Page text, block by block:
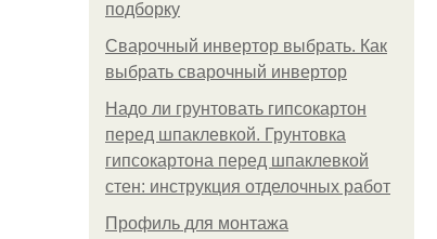
подборку
Сварочный инвертор выбрать. Как
выбрать сварочный инвертор
Надо ли грунтовать гипсокартон
перед шпаклевкой. Грунтовка
гипсокартона перед шпаклевкой
стен: инструкция отделочных работ
Профиль для монтажа